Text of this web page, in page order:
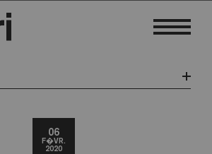
06
F�VR.
2020